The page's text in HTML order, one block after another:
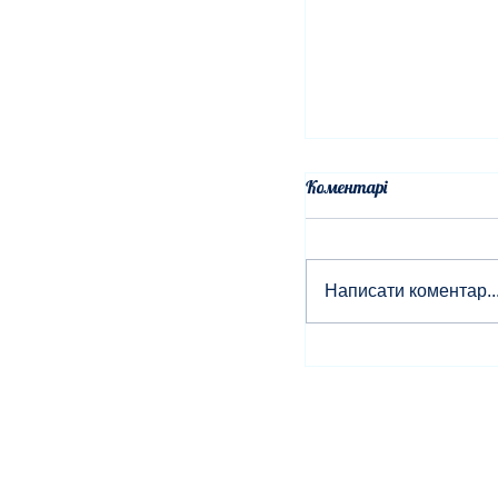
Мелодія юності та
Коментарі
Написати коментар...